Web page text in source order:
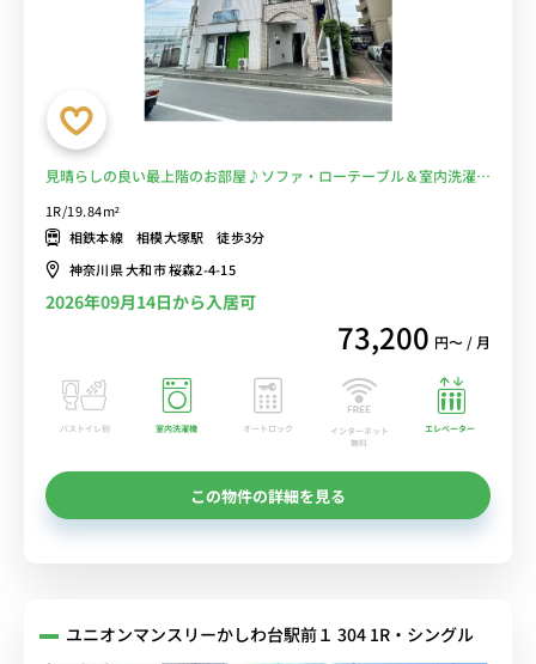
見晴らしの良い最上階のお部屋♪ソファ・ローテーブル＆室内洗濯機
駅・横浜駅へダイレクトアクセス■選べるWi-Fi格安レンタル中！
1R/19.84m²
相鉄本線 相模大塚駅 徒歩3分
神奈川県 大和市 桜森2-4-15
2026年09月14日から入居可
73,200 円〜 / 月
バストイレ別 室内洗濯機 オートロック
インターネット
無料
エレベーター
この物件の詳細を見る
ユニオンマンスリーかしわ台駅前１ 304 1R・シングル